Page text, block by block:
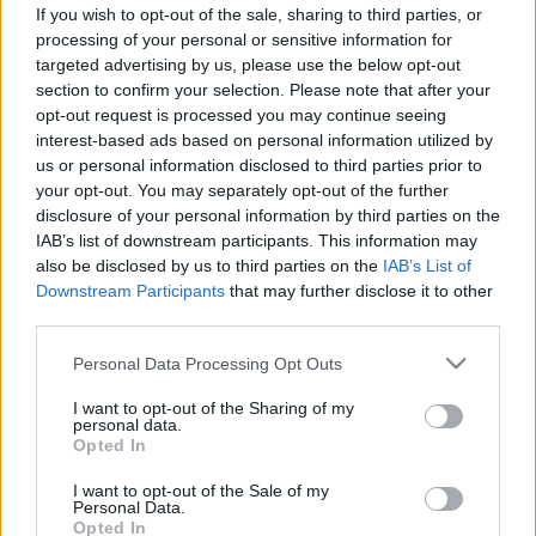
If you wish to opt-out of the sale, sharing to third parties, or
processing of your personal or sensitive information for
targeted advertising by us, please use the below opt-out
section to confirm your selection. Please note that after your
opt-out request is processed you may continue seeing
interest-based ads based on personal information utilized by
us or personal information disclosed to third parties prior to
your opt-out. You may separately opt-out of the further
disclosure of your personal information by third parties on the
IAB’s list of downstream participants. This information may
also be disclosed by us to third parties on the IAB’s List of
Downstream Participants that may further disclose it to other
Please note that this website/app uses one or more Google
not limited to your visit or usage behaviour. You may click to
grant or deny consent to Google and its third-party tags to
use your data for below specified purposes in below Google
consent section.
Personal Data Processing Opt Outs
I want to opt-out of the Sharing of my
personal data.
Opted In
I want to opt-out of the Sale of my
Personal Data.
Opted In